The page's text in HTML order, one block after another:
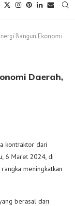
Bangun Ekonomi
Daerah,
kontraktor dari
6 Maret 2024, di
meningkatkan
berasal dari